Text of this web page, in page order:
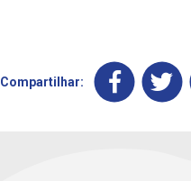
Compartilhar: